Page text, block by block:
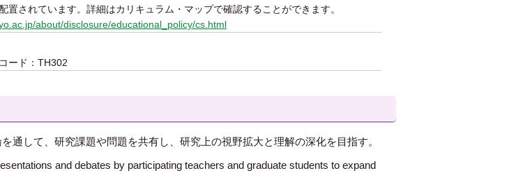
置されています。詳細はカリキュラム・マップで確認することができます。
about/disclosure/educational_policy/cs.html
ード：TH302
通して、研究課題や問題を共有し、研究上の視野拡大と理解の深化を目指す。
and debates by participating teachers and graduate students to expand